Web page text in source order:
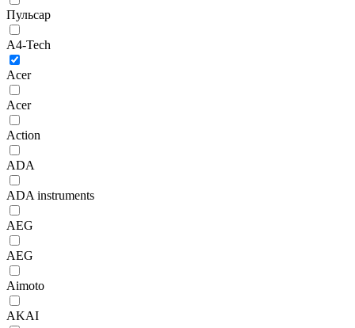
Пульсар
A4-Tech
Acer
Acer
Action
ADA
ADA instruments
AEG
AEG
Aimoto
AKAI